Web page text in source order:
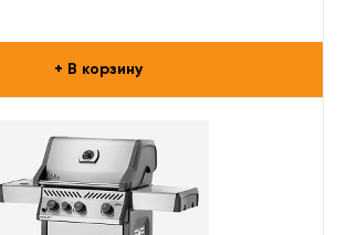
+ В корзину